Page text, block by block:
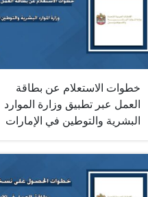
خطوات الاستعلام عن بطاقة
العمل عبر تطبيق وزارة الموارد
البشرية والتوطين في الإمارات